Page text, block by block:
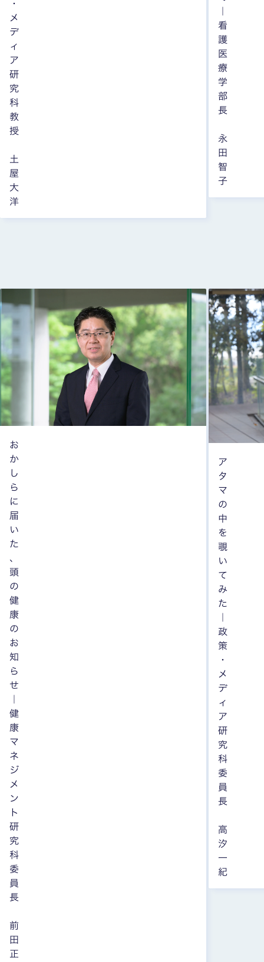
・
メ
デ
ィ
ア
研
究
科
教
授
土
屋
大
洋
お
か
し
ら
に
届
い
た
、
頭
の
健
康
の
お
知
ら
せ
健
康
マ
ネ
ジ
メ
ン
ト
研
究
科
委
員
長
前
田
正
看
護
医
療
学
部
長
永
田
智
子
ア
タ
マ
の
中
を
覗
い
て
み
た
政
策
・
メ
デ
ィ
ア
研
究
科
委
員
長
高
汐
一
紀